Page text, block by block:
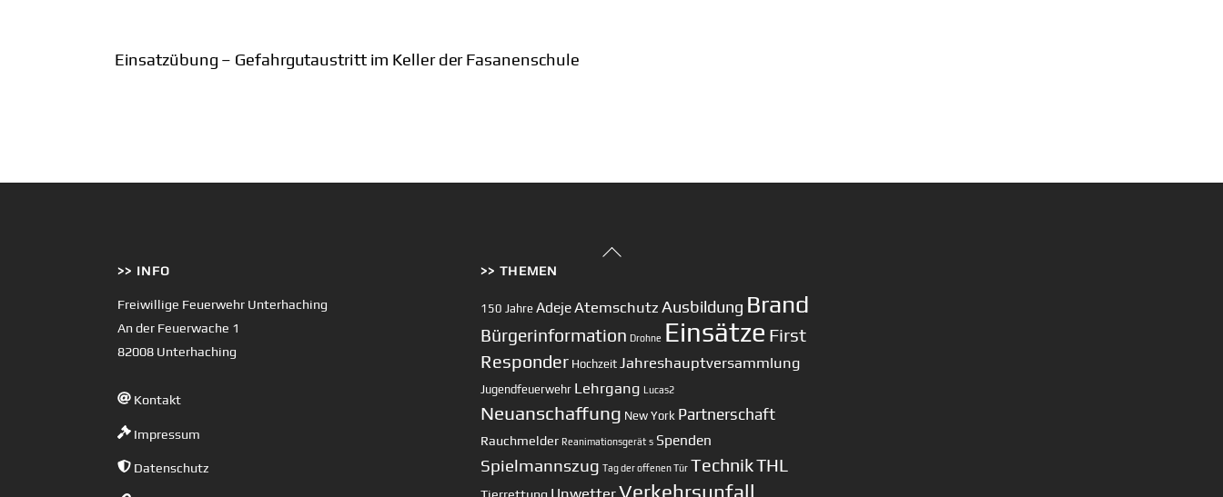
Einsatzübung – Gefahrgutaustritt im Keller der Fasanenschule
Back
>> INFO
Freiwillige Feuerwehr Unterhaching
An der Feuerwache 1
82008 Unterhaching
Kontakt
Impressum
Datenschutz
>> THEMEN
150 Jahre AdejeAtemschutz Ausbildung Brand
Bürgerinformation Drohne Einsätze First
Responder Hochzeit Jahreshauptversammlung
Jugendfeuerwehr Lehrgang Lucas2
Neuanschaffung New York Partnerschaft
Rauchmelder Reanimationsgerät s Spenden
Spielmannszug Tag der offenen Tür TechnikTHL
Tierrettung UnwetterVerkehrsunfall